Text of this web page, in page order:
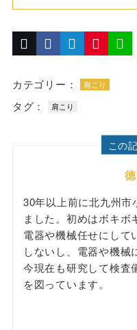
カテゴリー： 肩こり
タグ： 肩こり
この
30年以上前に北九州市
ました。初めはボキボ
電器や機械任せにして
しないし、電器や機械
今現在も研究して検査
を図っています。